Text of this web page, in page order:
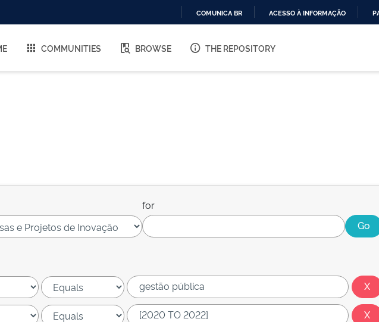
O
COMUNICA BR ACESSO À INFORMAÇÃO
COMMUNITIES BROWSE THE REPOSITORY
for